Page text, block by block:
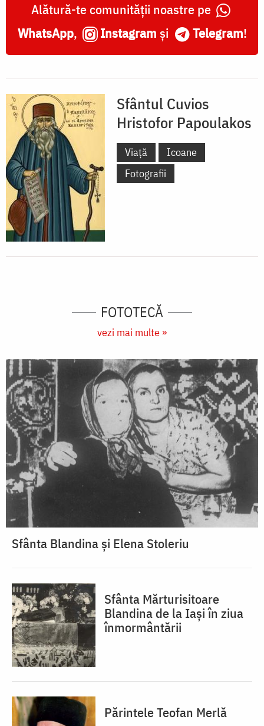
Alătură-te comunității noastre pe
WhatsApp, Instagram și Telegram!
Sfântul Cuvios
Hristofor Papoulakos
Viață
Icoane
Fotografii
FOTOTECĂ
vezi mai multe »
Sfânta Blandina și Elena Stoleriu
Sfânta Mărturisitoare
Blandina de la Iași în ziua
înmormântării
Părintele Teofan Merlă